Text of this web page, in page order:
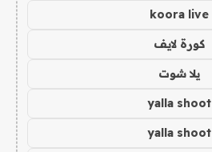
koora live
كورة لايف
يلا شوت
yalla shoot
yalla shoot